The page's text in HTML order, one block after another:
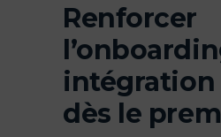
Renforcer
intégration
dès le